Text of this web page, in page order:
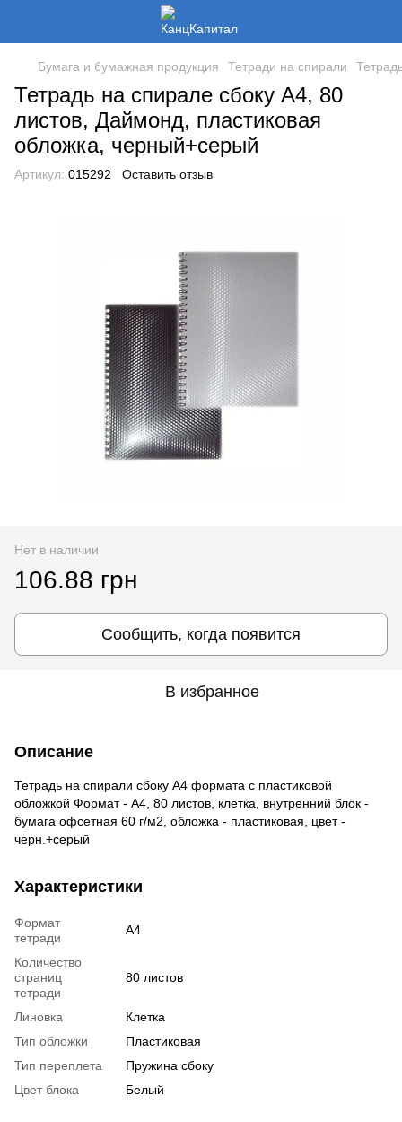
Бумага и бумажная продукция Тетради на спирали
Тетрадь на спирале сбоку А4, 80
листов, Даймонд, пластиковая
обложка, черный+серый
Артикул: 015292 Оставить отзыв
Нет в наличии
106.88 грн
Сообщить, когда появится
В избранное
Описание
Тетрадь на спирали сбоку А4 формата с пластиковой
обложкой Формат - А4, 80 листов, клетка, внутренний блок -
бумага офсетная 60 г/м2, обложка - пластиковая, цвет -
черн.+серый
Характеристики
Формат
тетради
А4
Количество
страниц
тетради
80 листов
Линовка
Клетка
Тип обложки
Пластиковая
Тип переплета
Пружина сбоку
Цвет блока
Белый